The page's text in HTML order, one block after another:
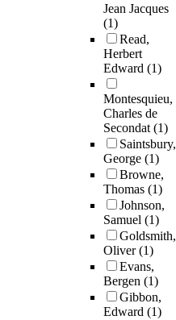
Jean Jacques
(1)
Read,
Herbert
Edward (1)
Montesquieu,
Charles de
Secondat(1)
Saintsbury,
George (1)
Browne,
Thomas (1)
Johnson,
Samuel (1)
Goldsmith,
Oliver(1)
Evans,
Bergen (1)
Gibbon,
Edward (1)